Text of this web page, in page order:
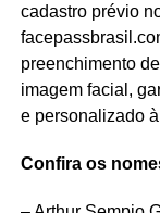
cadastro prévio
preenchimento
imagem facial,
e personalizado
Confira os